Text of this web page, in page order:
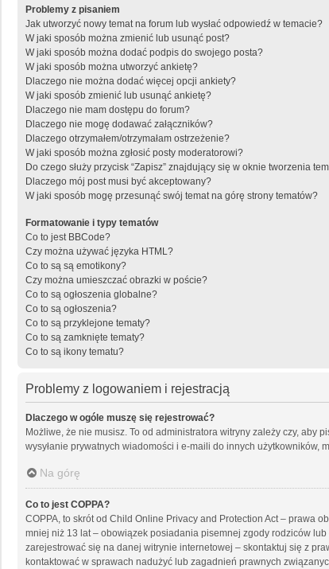
Problemy z pisaniem
Jak utworzyć nowy temat na forum lub wysłać odpowiedź w temacie?
W jaki sposób można zmienić lub usunąć post?
W jaki sposób można dodać podpis do swojego posta?
W jaki sposób można utworzyć ankietę?
Dlaczego nie można dodać więcej opcji ankiety?
W jaki sposób zmienić lub usunąć ankietę?
Dlaczego nie mam dostępu do forum?
Dlaczego nie mogę dodawać załączników?
Dlaczego otrzymałem/otrzymałam ostrzeżenie?
W jaki sposób można zgłosić posty moderatorowi?
Do czego służy przycisk “Zapisz” znajdujący się w oknie tworzenia
Dlaczego mój post musi być akceptowany?
W jaki sposób mogę przesunąć swój temat na górę strony tematów?
Formatowanie i typy tematów
Co to jest BBCode?
Czy można używać języka HTML?
Co to są są emotikony?
Czy można umieszczać obrazki w poście?
Co to są ogłoszenia globalne?
Co to są ogłoszenia?
Co to są przyklejone tematy?
Co to są zamknięte tematy?
Co to są ikony tematu?
Problemy z logowaniem i rejestracją
Dlaczego w ogóle muszę się rejestrować?
Możliwe, że nie musisz. To od administratora witryny zależy czy, aby
wysyłanie prywatnych wiadomości i e-maili do innych
Na górę
Co to jest COPPA?
COPPA, to skrót od Child Online Privacy and Protection Act – prawa
mniej niż 13 lat – obowiązek posiadania pisemnej zgody rodziców
zarejestrować się na danej witrynie internetowej – skontaktuj się z
kontaktować w sprawach nadużyć lub zagadnień prawnych